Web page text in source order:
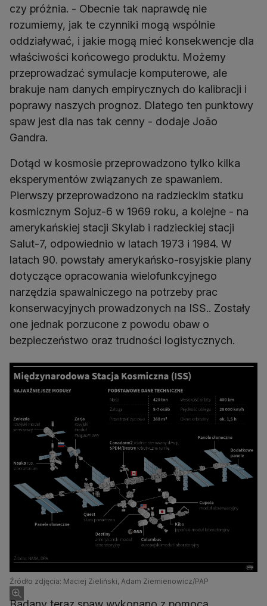
czy próżnia. - Obecnie tak naprawdę nie
rozumiemy, jak te czynniki mogą wspólnie
oddziaływać, i jakie mogą mieć konsekwencje dla
właściwości końcowego produktu. Możemy
przeprowadzać symulacje komputerowe, ale
brakuje nam danych empirycznych do kalibracji i
poprawy naszych prognoz. Dlatego ten punktowy
spaw jest dla nas tak cenny - dodaje João
Gandra.
Dotąd w kosmosie przeprowadzono tylko kilka
eksperymentów związanych ze spawaniem.
Pierwszy przeprowadzono na radzieckim statku
kosmicznym Sojuz-6 w 1969 roku, a kolejne - na
amerykańskiej stacji Skylab i radzieckiej stacji
Salut-7, odpowiednio w latach 1973 i 1984. W
latach 90. powstały amerykańsko-rosyjskie plany
dotyczące opracowania wielofunkcyjnego
narzędzia spawalniczego na potrzeby prac
konserwacyjnych prowadzonych na ISS.. Zostały
one jednak porzucone z powodu obaw o
bezpieczeństwo oraz trudności logistycznych.
Źródło zdjęcia: Maciej Zieliński, Adam Ziemienowicz/PAP